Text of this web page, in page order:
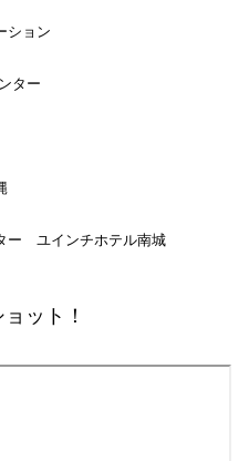
ション
ター
ー ユインチホテル南城
ット！